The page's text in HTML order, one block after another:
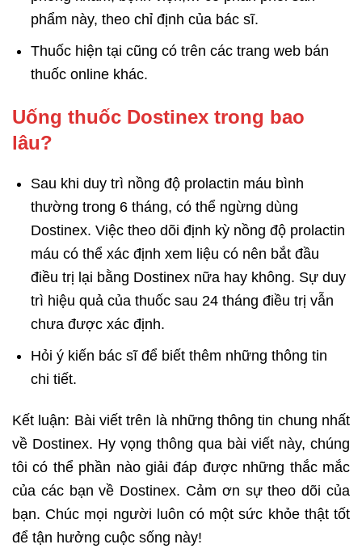
phẩm này, theo chỉ định của bác sĩ.
Thuốc hiện tại cũng có trên các trang web bán
thuốc online khác.
Uống thuốc Dostinex trong bao
lâu?
Sau khi duy trì nồng độ prolactin máu bình
thường trong 6 tháng, có thể ngừng dùng
Dostinex. Việc theo dõi định kỳ nồng độ prolactin
máu có thể xác định xem liệu có nên bắt đầu
điều trị lại bằng Dostinex nữa hay không. Sự duy
trì hiệu quả của thuốc sau 24 tháng điều trị vẫn
chưa được xác định.
Hỏi ý kiến bác sĩ để biết thêm những thông tin
chi tiết.
Kết luận: Bài viết trên là những thông tin chung nhất
về Dostinex. Hy vọng thông qua bài viết này, chúng
tôi có thể phần nào giải đáp được những thắc mắc
của các bạn về Dostinex. Cảm ơn sự theo dõi của
bạn. Chúc mọi người luôn có một sức khỏe thật tốt
để tận hưởng cuộc sống này!